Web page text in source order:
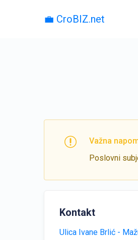
💼 CroBIZ.net
Važna
Poslovni
Kontakt
Ulica Ivane Brlić -